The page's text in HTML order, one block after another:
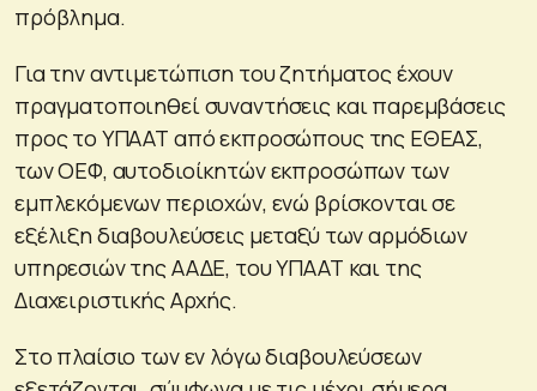
πρόβλημα.
Για την αντιμετώπιση του ζητήματος έχουν
πραγματοποιηθεί συναντήσεις και παρεμβάσεις
προς το ΥΠΑΑΤ από εκπροσώπους της ΕΘΕΑΣ,
των ΟΕΦ, αυτοδιοίκητών εκπροσώπων των
εμπλεκόμενων περιοχών, ενώ βρίσκονται σε
εξέλιξη διαβουλεύσεις μεταξύ των αρμόδιων
υπηρεσιών της ΑΑΔΕ, του ΥΠΑΑΤ και της
Διαχειριστικής Αρχής.
Στο πλαίσιο των εν λόγω διαβουλεύσεων